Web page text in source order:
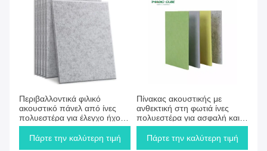
Περιβαλλοντικά φιλικό
ακουστικό πάνελ από ίνες
πολυεστέρα για έλεγχο ήχου
σε χώρους γραφείων
Πάρτε την καλύτερη τιμή
Πίνακας ακουστικής με
ανθεκτική στη φωτιά ίνες
πολυεστέρα για ασφαλή και
αποτελεσματική ηχομόνωση
Πάρτε την καλύτερη τιμή